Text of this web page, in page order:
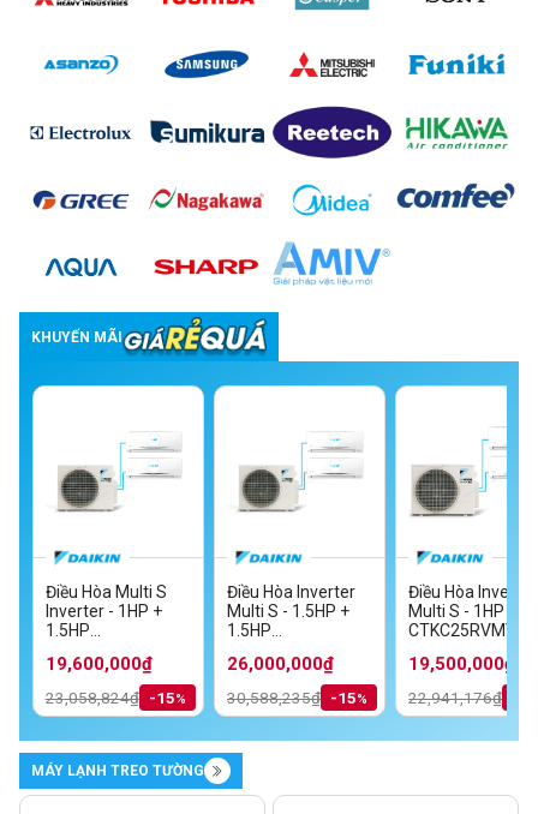
KHUYẾN MÃI
Điều Hòa Multi S
Inverter - 1HP +
1.5HP
19,600,000₫
23,058,824₫ -15
Điều Hòa Inverter
Multi S - 1.5HP +
1.5HP
26,000,000₫
30,588,235₫ -15
Điều Hòa Inverter
Multi S - 1HP +
19,500,000₫
22,941,176₫
MÁY LẠNH TREO TƯỜNG